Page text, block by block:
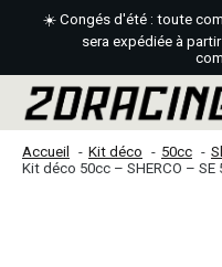
☀️ Congés d'été : toute
sera expédiée à
Accueil Kit déco 50cc
Kit déco 50cc – SHERCO – SE